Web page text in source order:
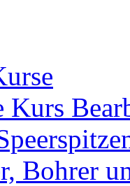
Kurs
Bohrer